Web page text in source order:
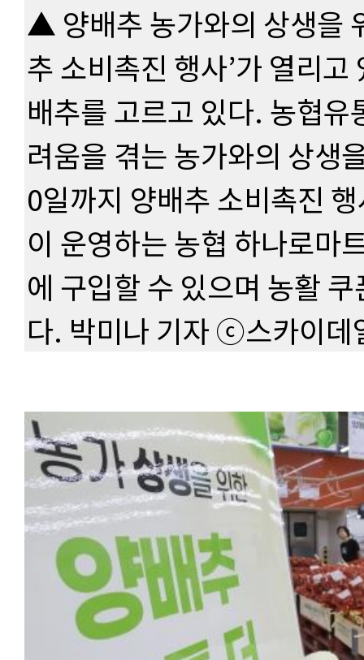
▲ 양배추 농가와의 상생을
추 소비촉진 행사’가 열리
배추를 고르고 있다. 농협
려움을 겪는 농가와의 상생
0일까지 양배추 소비촉진
이 운영하는 농협 하나로마
에 구입할 수 있으며 농활
다. 박미나 기자 ⓒ스카이데